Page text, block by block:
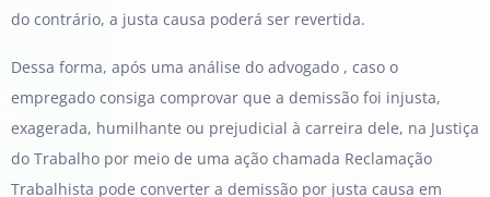
do contrário, a justa causa poderá ser revertida.
Dessa forma, após uma análise do advogado , caso o
empregado consiga comprovar que a demissão foi injusta,
exagerada, humilhante ou prejudicial à carreira dele, na Justiça
do Trabalho por meio de uma ação chamada Reclamação
Trabalhista pode converter a demissão por justa causa em